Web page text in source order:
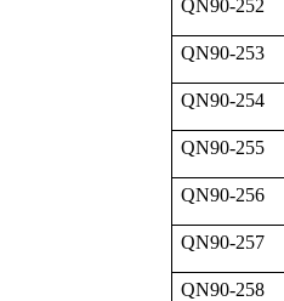
QN90-252
QN90-253
QN90-254
QN90-255
QN90-256
QN90-257
QN90-258